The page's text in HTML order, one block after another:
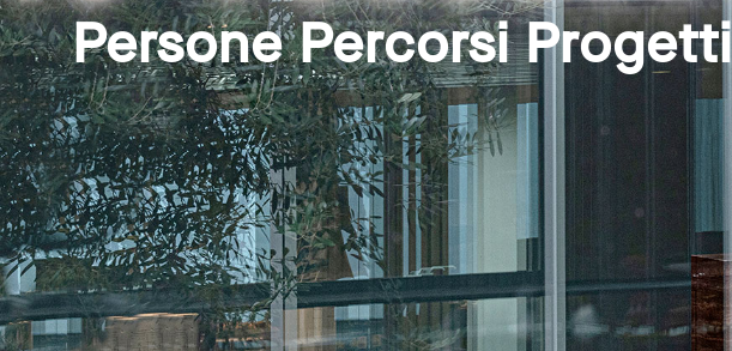
Persone Percorsi Progetti